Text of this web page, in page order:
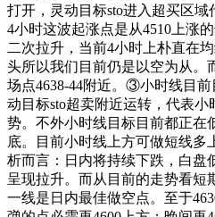
打开，灵动目标sto进入超买区
4小时这波起涨点是从4510上涨
二次拉升，当前4小时上朴直在
头所以我们目前仍是以空为从。
场点4638-44附近。③小时线目前
动目标sto超卖附近运转，代表
势。不外小时线目标目前都正在
底。目前小时线上方可做短线多
析而言：日内将持续下跌，白盘
呈现拉升。而从目前的走势看短
一线是日内最佳做空点。至于